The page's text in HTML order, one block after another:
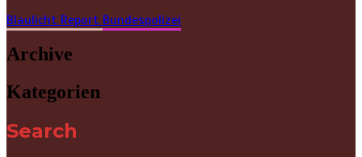
Blaulicht Report Bundespolizei
Archive
Kategorien
Search